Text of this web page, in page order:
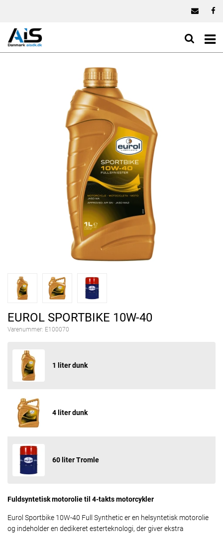
EUROL SPORTBIKE 10W-40
Varenummer: E100070
1 liter dunk
4 liter dunk
60 liter Tromle
Fuldsyntetisk motorolie til 4-takts motorcykler
Eurol Sportbike 10W-40 Full Synthetic er en helsyntetisk motorolie
og indeholder en dedikeret esterteknologi, der giver ekstra